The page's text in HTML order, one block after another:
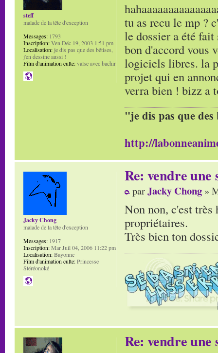
tu as recu le mp ?
le dossier a été
bon d'accord vous
logiciels libres. la
projet qui en
verra bien ! bizz a
"je dis pas que
http://
steff
malade de la tête d'exception
Messages: 1793
Inscription:Ven Déc 19, 2003 1:51 pm
Localisation: je dis pas que des bêtises,
j'en dessine aussi !
Film d'animation culte:valse avec bachir
Re: vendre une
parJacky Chong »
Non non, c'est
propriétaires.
Très bien ton
Jacky Chong
malade de la tête d'exception
Messages: 1917
Inscription:Mar Juil 04, 2006 11:22 pm
Localisation:Bayonne
Film d'animation culte:Princesse
Stéréonoké
Re: vendre une